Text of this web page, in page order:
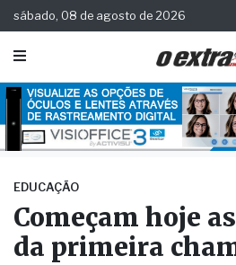
sábado, 08 de agosto de 2026
EDUCAÇÃO
Começam hoje
da primeira